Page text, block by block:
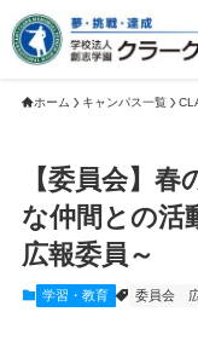
ホーム キャンパス一覧
【委員会】
な仲間との
広報委員～
学習・教育 委員会